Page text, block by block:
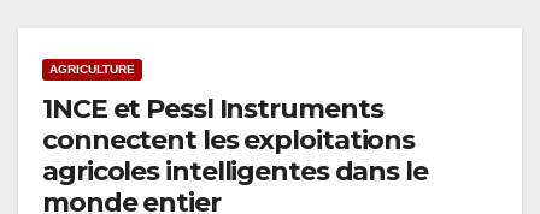
AGRICULTURE
1NCE et Pessl Instruments
connectent les exploitations
agricoles intelligentes dans le
monde entier